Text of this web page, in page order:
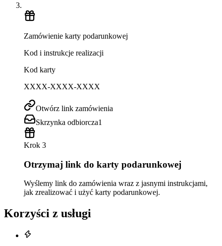
Zamówienie karty podarunkowej
Kod i instrukcje realizacji
Kod karty
XXXX-XXXX-XXXX
Otwórz link zamówienia
Skrzynka odbiorcza1
Krok 3
Otrzymaj link do karty podarunkowej
Wyślemy link do zamówienia wraz z jasnymi instrukcjami,
jak zrealizować i użyć karty podarunkowej.
Korzyści z usługi